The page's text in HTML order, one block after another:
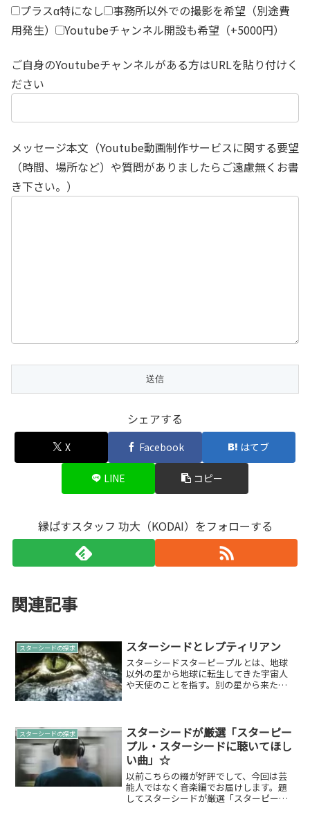
プラスα特になし
事務所以外での撮影を希望（別途費
用発生）
Youtubeチャンネル開設も希望（+5000円）
ご自身のYoutubeチャンネルがある方はURLを貼り付けく
ださい
メッセージ本文（Youtube動画制作サービスに関する要望
（時間、場所など）や質問がありましたらご遠慮無くお書
き下さい。）
シェアする
X Facebook はてブ
LINE コピー
縁ぱすスタッフ 功大（KODAI）をフォローする
関連記事
スターシードの探求 スターシードとレプティリアン
スターシードスターピープルとは、地球
以外の星から地球に転生してきた宇宙人
や天使のことを指す。別の星から来たた
トがたはちゅうるい、レプ...
スターシードの探求
スターシードが厳選「スターピー
プル・スターシードに聴いてほし
い曲」☆
以前こちらの綴が好評でして、今回は芸
能人ではなく音楽編でお届けします。題
してスターシードが厳選「スターピープ